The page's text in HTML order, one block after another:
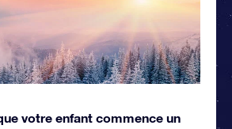
votre enfant commence un